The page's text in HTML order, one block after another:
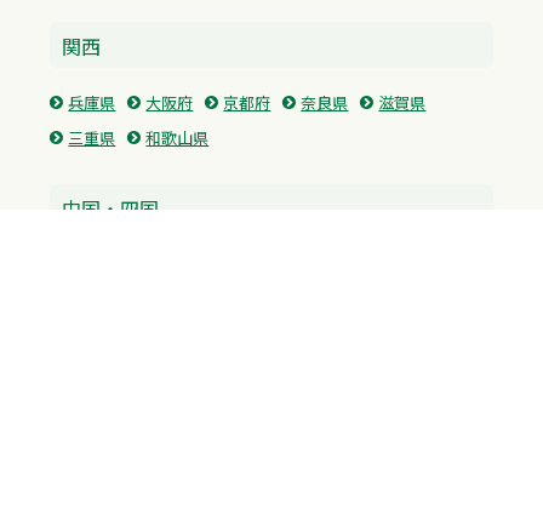
関西
兵庫県 大阪府 京都府 奈良県
滋賀県
三重県
和歌山県
中国・四国